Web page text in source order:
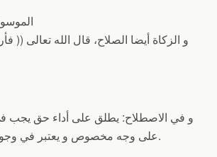
و الزكاة أيضا الصلاح، قال الله تعالى ((
و في الاصطلاح: يطلق على أداء حق
على وجه مخصوص و يعتبر في وجوبه الحول و النصاب.